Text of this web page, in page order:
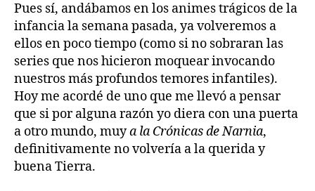
Pues sí, andábamos en los animes trágicos de la
infancia la semana pasada, ya volveremos a
ellos en poco tiempo (como si no sobraran las
series que nos hicieron moquear invocando
nuestros más profundos temores infantiles).
Hoy me acordé de uno que me llevó a pensar
que si por alguna razón yo diera con una puerta
a otro mundo, muya la Crónicas de Narnia,
definitivamente no volvería a la querida y
buena Tierra.